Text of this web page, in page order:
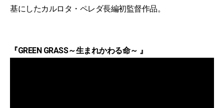
基にしたカルロタ・ペレダ長編初監督作品。
『GREEN GRASS～生まれかわる命～ 』